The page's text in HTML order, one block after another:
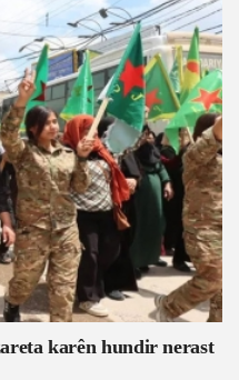
karên hundir nerast